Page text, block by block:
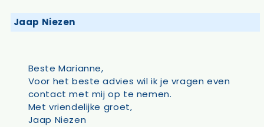
Jaap Niezen
Beste Marianne,
Voor het beste advies wil ik je vragen even
contact met mij op te nemen.
Met vriendelijke groet,
Jaap Niezen